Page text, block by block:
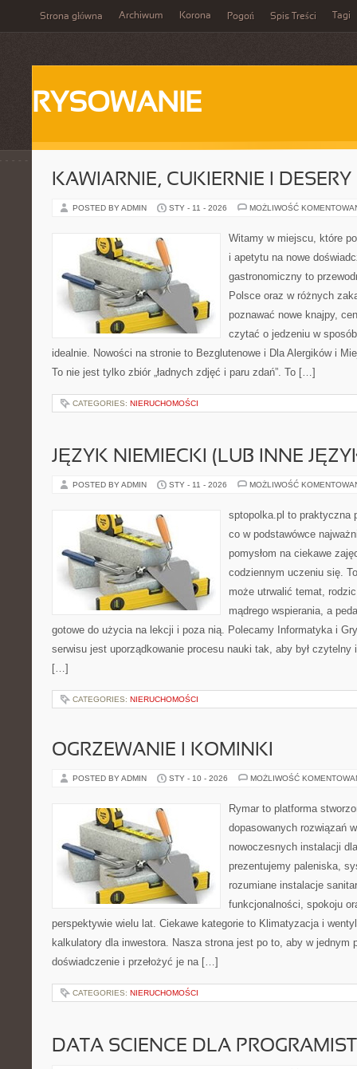
Strona główna Archiwum Korona Pogoń Spis Treści Tagi
RYSOWANIE
KAWIARNIE, CUKIERNIE I DESERY
POSTED BY ADMIN STY - 11 - 2026 MOŻLIWOŚĆ
Witamy w miejscu, które
i apetytu na nowe
gastronomiczny to
Polsce oraz w różnych
poznawać nowe knajpy,
czytać o jedzeniu w
idealnie. Nowości na stronie to Bezglutenowe i Dla Alergików i
To nie jest tylko zbiór „ładnych zdjęć i paru zdań”. To […]
CATEGORIES: NIERUCHOMOŚCI
JĘZYK NIEMIECKI (LUB INNE
POSTED BY ADMIN STY - 11 - 2026 MOŻLIWOŚĆ
sptopolka.pl to praktyczna
co w podstawówce
pomysłom na ciekawe
codziennym uczeniu się.
może utrwalić temat,
mądrego wspierania, a
gotowe do użycia na lekcji i poza nią. Polecamy Informatyka i
serwisu jest uporządkowanie procesu nauki tak, aby był czytelny
[…]
CATEGORIES: NIERUCHOMOŚCI
OGRZEWANIE I KOMINKI
POSTED BY ADMIN STY - 10 - 2026 MOŻLIWOŚĆ
Rymar to platforma
dopasowanych rozwiązań
nowoczesnych instalacji
prezentujemy paleniska,
rozumiane instalacje
funkcjonalności, spokoju
perspektywie wielu lat. Ciekawe kategorie to Klimatyzacja i
kalkulatory dla inwestora. Nasza strona jest po to, aby w jednym
doświadczenie i przełożyć je na […]
CATEGORIES: NIERUCHOMOŚCI
DATA SCIENCE DLA